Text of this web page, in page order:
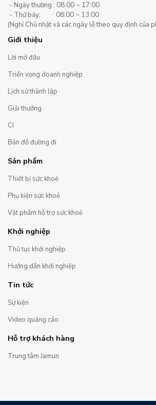
- Ngày thường : 08:00 ~ 17:00
- Thứ bảy: 08:00 ~ 13:00
(Nghỉ Chủ nhật và các ngày lễ theo quy định của
Giới thiệu
Lời mở đầu
Triển vọng doanh nghiệp
Lịch sử thành lập
Giải thưởng
CI
Bản đồ đường đi
Sản phẩm
Thiết bị sức khoẻ
Phụ kiện sức khoẻ
Vật phẩm hỗ trợ sức khoẻ
Khởi nghiệp
Thủ tục khởi nghiệp
Hướng dẫn khởi nghiệp
Tin tức
Sự kiện
Video quảng cáo
Hỗ trợ khách hàng
Trung tâm Jamun